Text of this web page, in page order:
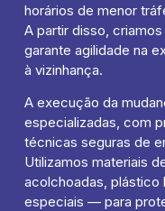
horários de menor
A partir disso,
garante agilidade na
à vizinhança.
A execução da
especializadas, com
técnicas seguras de
Utilizamos materiais
acolchoadas, plástico
especiais — para